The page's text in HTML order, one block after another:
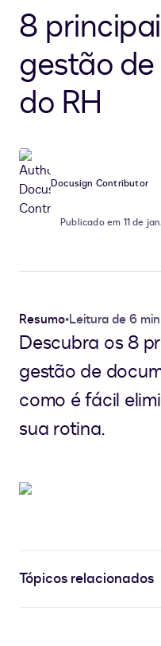
8
gestão
do RH
Docusign Contributor
Publicado em 11 de
Resumo•Leitura de 6 min
Descubra os 8
gestão de
como é fácil
sua rotina.
Tópicos relacionados